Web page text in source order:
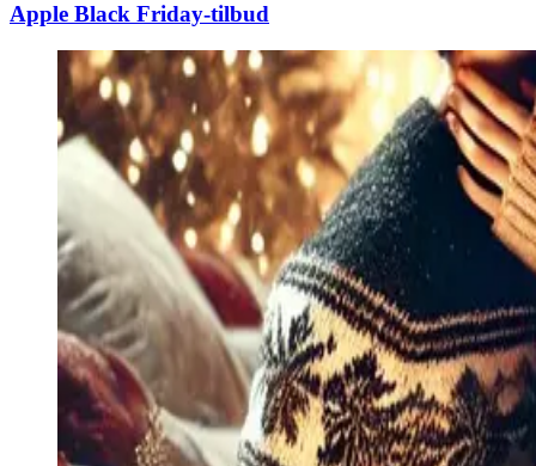
Apple Black Friday-tilbud